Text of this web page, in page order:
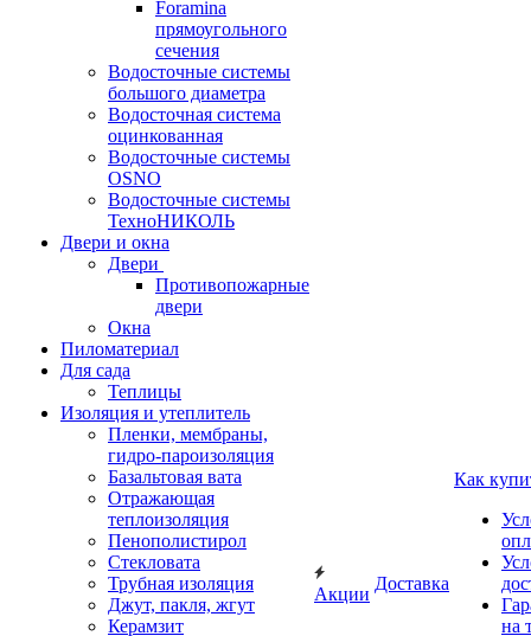
Foramina
прямоугольного
сечения
Водосточные системы
большого диаметра
Водосточная система
оцинкованная
Водосточные системы
OSNO
Водосточные системы
ТехноНИКОЛЬ
Двери и окна
Двери
Противопожарные
двери
Окна
Пиломатериал
Для сада
Теплицы
Изоляция и утеплитель
Пленки, мембраны,
гидро-пароизоляция
Базальтовая вата
Отражающая
теплоизоляция
Пенополистирол
Стекловата
Трубная изоляция
Джут, пакля, жгут
Керамзит
Акции
Доставка
Как
на